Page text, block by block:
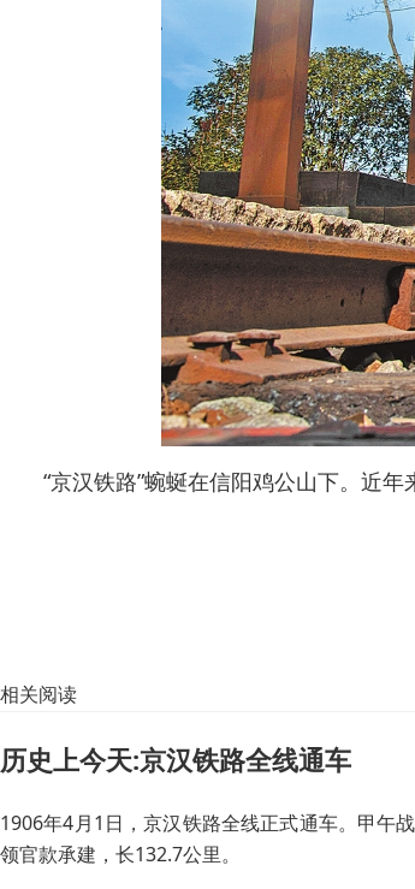
“京汉铁路”蜿蜒在信阳鸡公山下。近年
相关阅读
历史上今天:京汉铁路全线通车
1906年4月1日，京汉铁路全线正式通车。甲午
领官款承建，长132.7公里。